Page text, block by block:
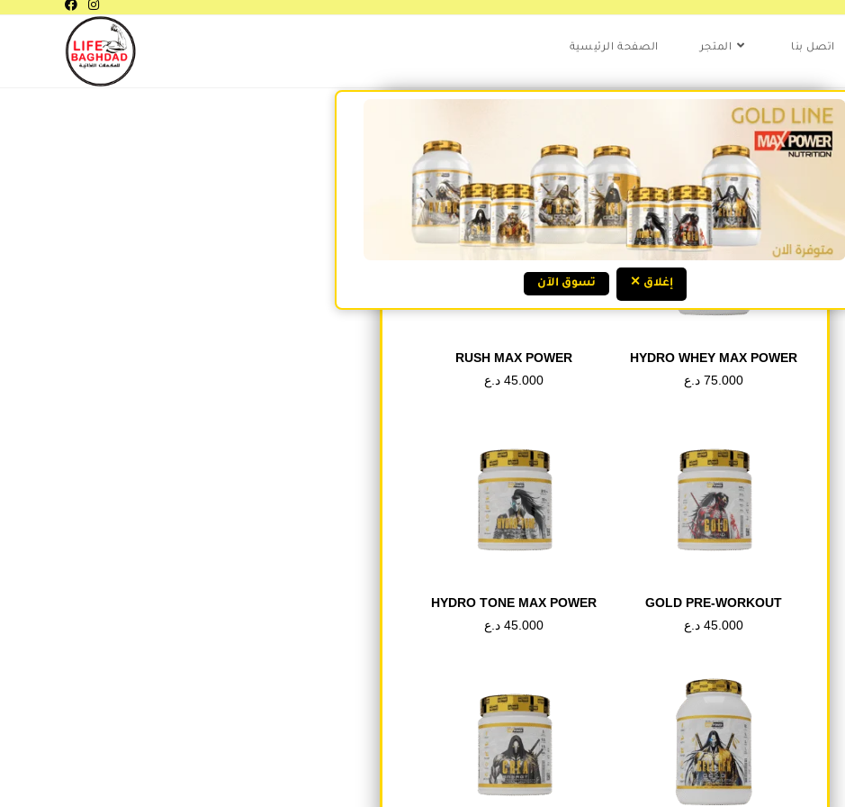
الصفحة الرئيسية المتجر اتصل بنا
RUSH MAX POWER
45.000 د.ع
HYDRO WHEY MAX POWER
75.000 د.ع
HYDRO TONE MAX POWER
45.000 د.ع
GOLD PRE-WORKOUT
45.000 د.ع
تسوق الآن ✕ إغلاق